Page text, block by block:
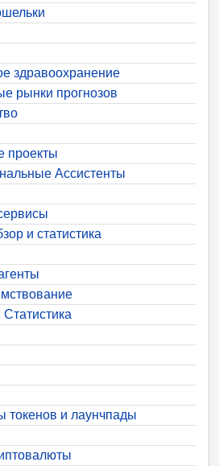
здравоохранение
рынки прогнозов
проекты
Ассистенты
и статистика
токенов и лаунчпады